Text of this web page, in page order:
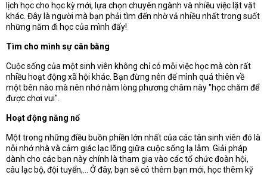
lịch học cho học kỳ mới, lựa chọn chuyên ngành và nhiều việc lặt vặt
khác. Đây là người mà bạn phải tìm đến nhờ vả nhiều nhất trong suốt
những năm đi học của mình đấy!
Tìm cho mình sự cân bằng
Cuộc sống của một sinh viên không chỉ có mỗi việc học mà còn rất
nhiều hoạt động xã hội khác. Bạn đừng nên để mình quá thiên về
một bên nào mà nên nhớ nằm lòng phương châm này "học chăm để
được chơi vui".
Hoạt động năng nổ
Một trong những điều buồn phiền lớn nhất của các tân sinh viên đó là
nỗi nhớ nhà và cảm giác lạc lõng giữa cuộc sống lạ lẫm. Giải pháp
dành cho các bạn này chính là tham gia vào các tổ chức đoàn hội,
câu lạc bộ, đội tuyển,... Ở đây, bạn sẽ có thêm bạn mới, học thêm kỹ